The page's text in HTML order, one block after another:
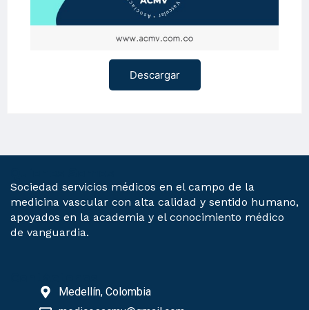
Descargar
Sociedad servicios médicos en el campo de la
medicina vascular con alta calidad y sentido humano,
apoyados en la academia y el conocimiento médico
de vanguardia.
Medellín, Colombia